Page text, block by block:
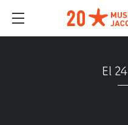
El 24